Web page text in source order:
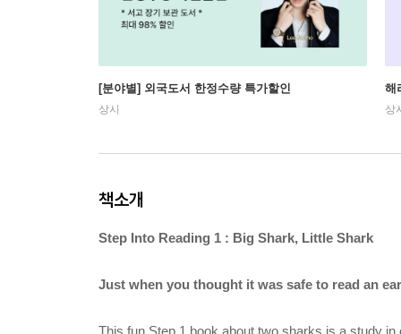
[분야별] 외국도서 한정수량 특가할인
상시
해
상
책소개
Step Into Reading 1 : Big Shark, Little Shark
Just when you thought it was safe to read an
This fun Step 1 book about two sharks is a study